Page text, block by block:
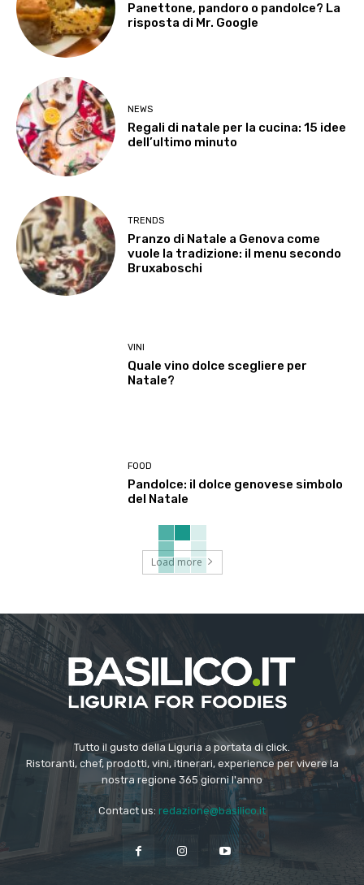
Panettone, pandoro o pandolce? La
risposta di Mr. Google
NEWS
Regali di natale per la cucina: 15 idee
dell’ultimo minuto
TRENDS
Pranzo di Natale a Genova come
vuole la tradizione: il menu secondo
Bruxaboschi
VINI
Quale vino dolce scegliere per
Natale?
FOOD
Pandolce: il dolce genovese simbolo
del Natale
Load more